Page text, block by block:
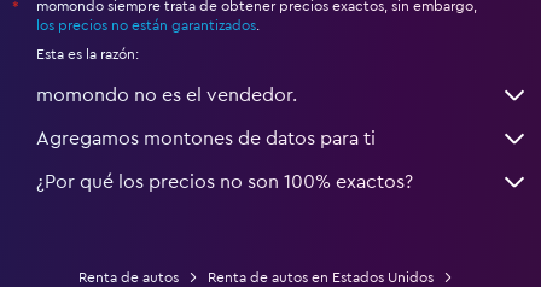
*
momondo siempre trata de obtener precios exactos, sin embargo,
los precios no están garantizados
Esta es la razón:
momondo no es el vendedor.
Agregamos montones de datos para ti
¿Por qué los precios no son 100% exactos?
Renta de autos
Renta de autos en Estados Unidos